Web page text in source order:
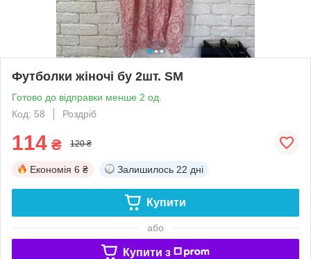
Футболки жіночі бу 2шт. SM
Готово до відправки менше 2 од.
Код: 58
Роздріб
114 ₴ 120 ₴
Економія 6 ₴ Залишилось 22 дні
Купити
або
Купити з